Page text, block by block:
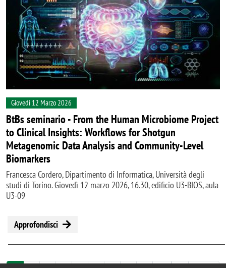
Giovedì 12 Marzo 2026
BtBs seminario - From the Human Microbiome Project
to Clinical Insights: Workflows for Shotgun
Metagenomic Data Analysis and Community-Level
Biomarkers
Francesca Cordero, Dipartimento di Informatica, Università degli
studi di Torino. Giovedì 12 marzo 2026, 16.30, edificio U3-BIOS, aula
U3-09
Approfondisci